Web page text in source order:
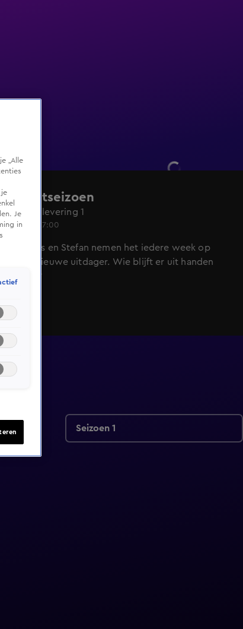
Jachtseizoen
1, aflevering 1
2016, 17:00
Thomas en Stefan nemen het iedere week op
een nieuwe uitdager. Wie blijft er uit handen
StukTV?
Seizoen 1
„Alle
je
Je
in